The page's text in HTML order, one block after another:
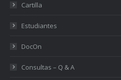
Cartilla
Estudiantes
DocOn
Consultas – Q & A